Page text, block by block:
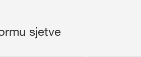
sjetve